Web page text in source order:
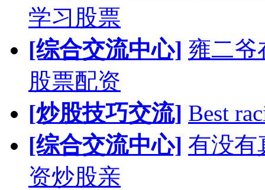
学习股票
[综合交流中心] 雍二爷
股票配资
[炒股技巧交流] Best
[综合交流中心] 有没有
资炒股亲